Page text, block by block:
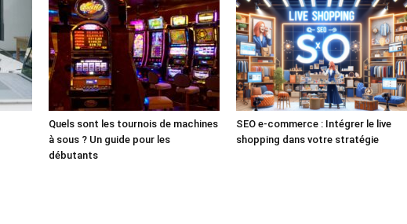
Quels sont les tournois de machines
à sous ? Un guide pour les
débutants
SEO e-commerce : Intégrer le live
shopping dans votre stratégie